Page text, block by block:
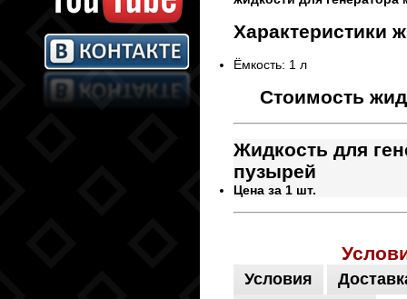
Характеристики
Ёмкость: 1 л
Стоимость
Жидкость для
пузырей
Цена за 1 шт.
Условия